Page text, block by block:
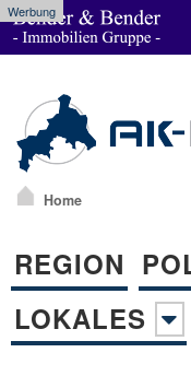
Werbung
Home
REGION
LOKALES